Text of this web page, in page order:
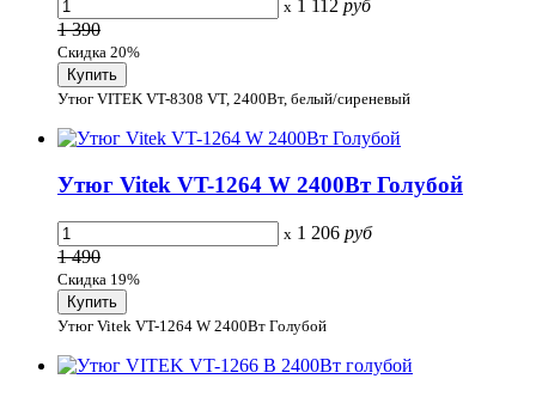
x 1 112 руб
1 390
Скидка 20%
Утюг VITEK VT-8308 VT, 2400Вт, белый/сиреневый
Утюг Vitek VT-1264 W 2400Вт Голубой
x 1 206 руб
1 490
Скидка 19%
Утюг Vitek VT-1264 W 2400Вт Голубой